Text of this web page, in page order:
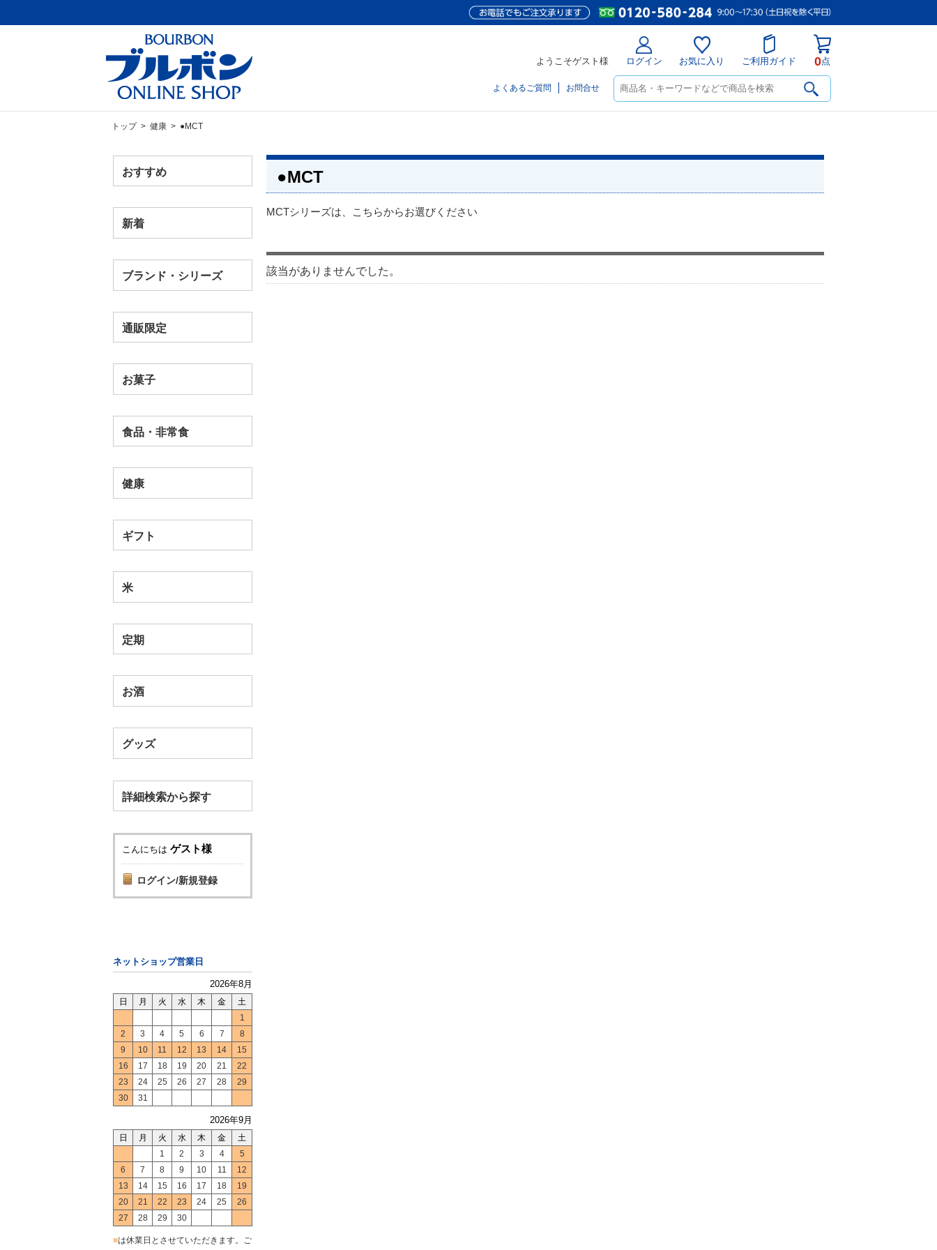
ようこそゲスト様 ログイン お気に入り ご利用ガイド 0点
よくあるご質問 お問合せ
トップ> 健康> ●MCT
おすすめ
新着
ブランド・シリーズ
通販限定
お菓子
食品・非常食
健康
ギフト
米
定期
お酒
グッズ
詳細検索から探す
こんにちは ゲスト様
ログイン/新規登録
ネットショップ営業日
2026年8月
日 月 火 水 木 金
土
1
2
3 4 5 6 7
8
9
10 11 12 13 14
15
16
17 18 19 20 21
22
23
24 25 26 27 28
29
30
31
2026年9月
日 月 火 水 木 金
土
1
2 3 4
5
6
7 8 9 10 11
12
13
14 15 16 17 18
19
20
21 22 23 24 25
26
27
28 29 30
■は休業日とさせていただきます。ご
●MCT
MCTシリーズは、こちらからお選びください
該当がありませんでした。